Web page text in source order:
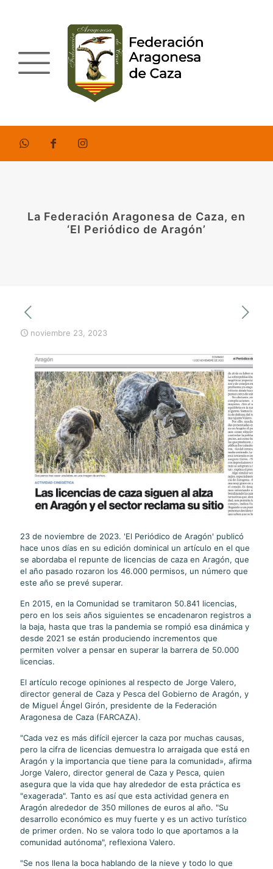
La Federación Aragonesa de Caza, en
‘El Periódico de Aragón’
noviembre 23, 2023
23 de noviembre de 2023. 'El Periódico de Aragón' publicó
hace unos días en su edición dominical un artículo en el que
se abordaba el repunte de licencias de caza en Aragón, que
el año pasado rozaron los 46.000 permisos, un número que
este año se prevé superar.
En 2015, en la Comunidad se tramitaron 50.841 licencias,
pero en los seis años siguientes se encadenaron registros a
la baja, hasta que tras la pandemia se rompió esa dinámica y
desde 2021 se están produciendo incrementos que
permiten volver a pensar en superar la barrera de 50.000
licencias.
El artículo recoge opiniones al respecto de Jorge Valero,
director general de Caza y Pesca del Gobierno de Aragón, y
de Miguel Ángel Girón, presidente de la Federación
Aragonesa de Caza (FARCAZA).
"Cada vez es más difícil ejercer la caza por muchas causas,
pero la cifra de licencias demuestra lo arraigada que está en
Aragón y la importancia que tiene para la comunidad», afirma
Jorge Valero, director general de Caza y Pesca, quien
asegura que la vida que hay alrededor de esta práctica es
"exagerada". Tanto es así que esta actividad genera en
Aragón alrededor de 350 millones de euros al año. "Su
desarrollo económico es muy fuerte y es un activo turístico
de primer orden. No se valora todo lo que aportamos a la
comunidad autónoma", reflexiona Valero.
"Se nos llena la boca hablando de la nieve y todo lo que